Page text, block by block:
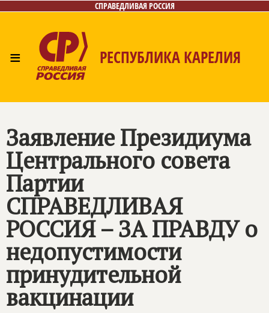
СПРАВЕДЛИВАЯ РОССИЯ
≡ РЕСПУБЛИКА КАРЕЛИЯ
Контакты
Заявление Президиума
Центрального совета
Партии
СПРАВЕДЛИВАЯ
РОССИЯ – ЗА ПРАВДУо
недопустимости
принудительной
вакцинации